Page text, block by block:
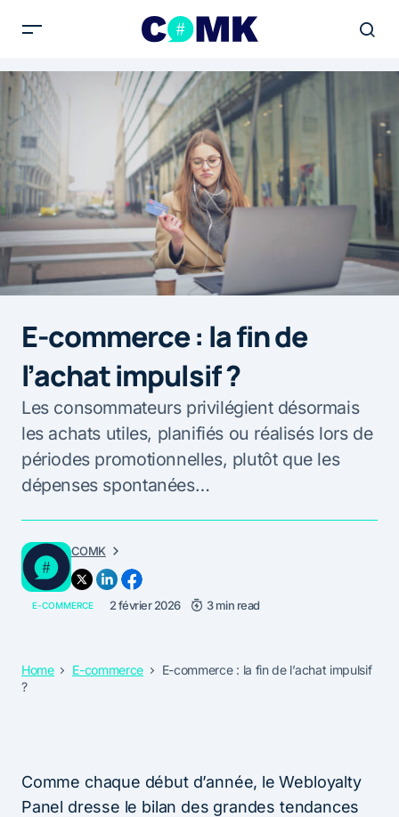
E-commerce : la fin de
l’achat impulsif ?
Les consommateurs privilégient désormais
les achats utiles, planifiés ou réalisés lors de
périodes promotionnelles, plutôt que les
dépenses spontanées…
COMK
E-COMMERCE 2 février 2026 3 min read
Home E-commerce
E-commerce : la fin de l’achat impulsif
?
Comme chaque début d’année, le Webloyalty
Panel dresse le bilan des grandes tendances